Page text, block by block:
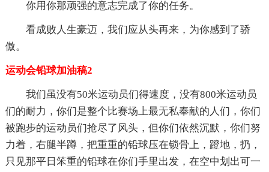
你用你那顽强的意志完成了你的任务。
看成败人生豪迈，我们应从头再来，为你感到了骄
傲。
运动会铅球加油稿2
我们虽没有50米运动员们得速度，没有800米运动员
们的耐力，你们是整个比赛场上最无私奉献的人们，你们
被跑步的运动员们抢尽了风头，但你们依然沉默，你们努
力着，右腿半蹲，把重重的铅球压在锁骨上，蹬地，扔，
只见那平日笨重的铅球在你们手里出发，在空中划出可一